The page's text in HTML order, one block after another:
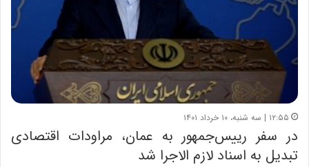
۱۲:۵۵ | سه شنبه، ۱۰ خرداد ۱۴۰۱
در سفر رییس‌جمهور به عمان، مراودات اقتصادی
تبدیل به اسناد لازم‌ الاجرا شد